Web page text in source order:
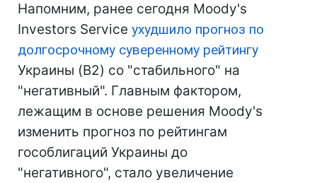
Напомним, ранее сегодня Moody's
Investors Service ухудшило прогноз по
долгосрочному суверенному рейтингу
Украины (B2) со "стабильного" на
"негативный". Главным фактором,
лежащим в основе решения Moody's
изменить прогноз по рейтингам
гособлигаций Украины до
"негативного", стало увеличение